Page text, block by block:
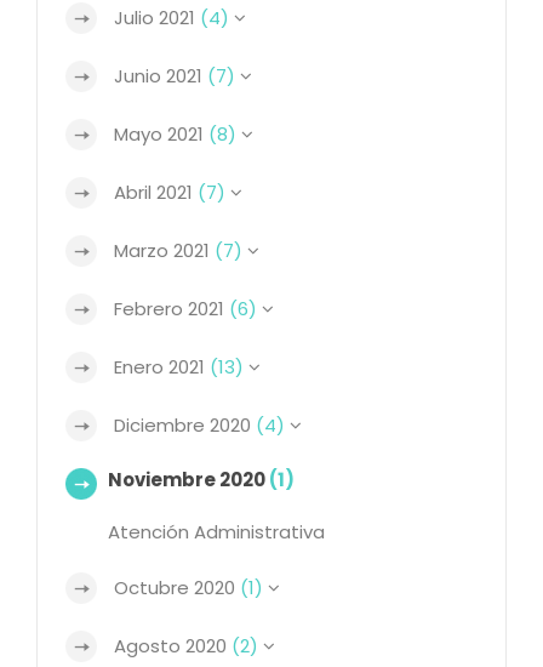
Julio 2021 (4)
Junio 2021 (7)
Mayo 2021 (8)
Abril 2021 (7)
Marzo 2021 (7)
Febrero 2021 (6)
Enero 2021 (13)
Diciembre 2020 (4)
Noviembre 2020(1)
Atención Administrativa
Octubre 2020 (1)
Agosto 2020 (2)